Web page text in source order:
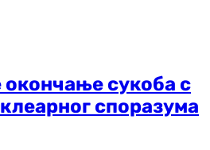
сукоба с
споразума